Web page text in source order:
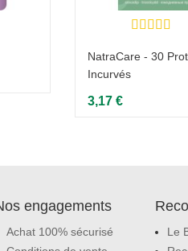
NatraCare - 30
Incurvés
3,17 €
engagements
Achat 100% sécurisé
Le